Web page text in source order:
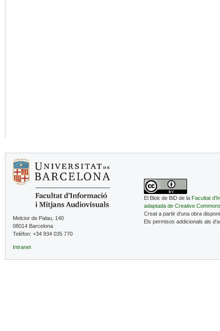
Melcior de Palau, 140
08014 Barcelona
Telèfon: +34 934 035 770
Intranet
El Blok de BiD de la Facultat
adaptada de Creative
Creat a partir d'una obra
Els permisos addicionals als